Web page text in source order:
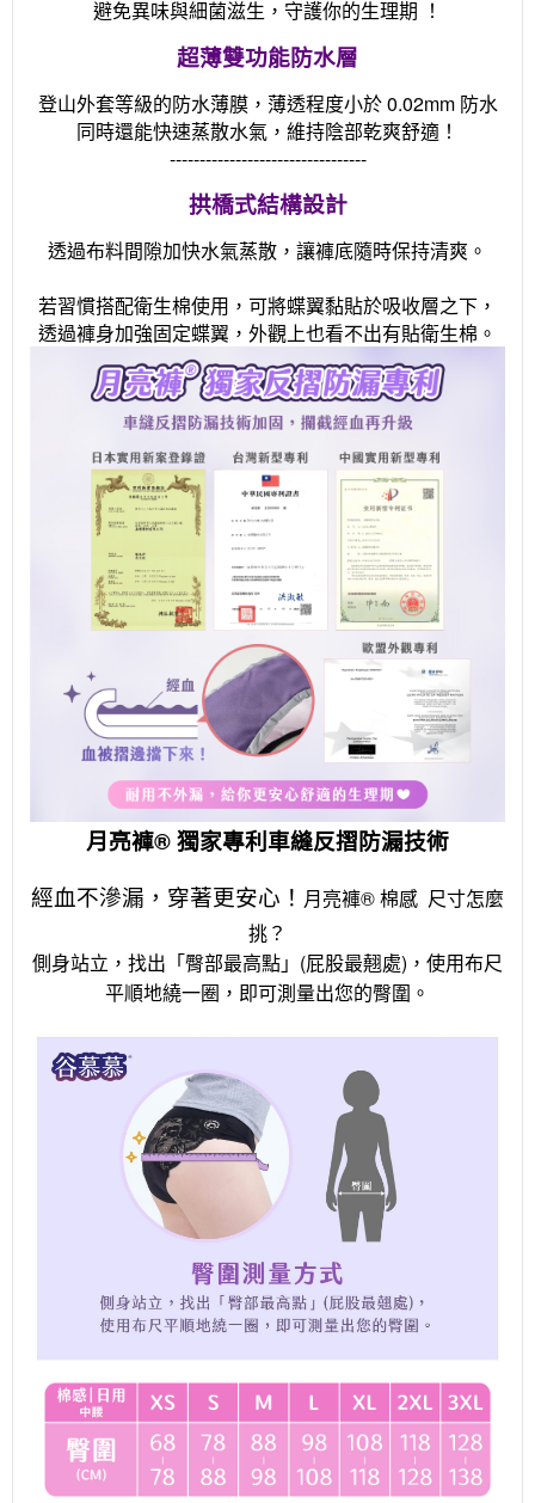
避免異味與細菌滋生，守護你的生理期 ！
超薄雙功能防水層
登山外套等級的防水薄膜，薄透程度小於 0.02mm 防水
同時還能快速蒸散水氣，維持陰部乾爽舒適！
---------------------------------
拱橋式結構設計
透過布料間隙加快水氣蒸散，讓褲底隨時保持清爽。
若習慣搭配衛生棉使用，可將蝶翼黏貼於吸收層之下，
透過褲身加強固定蝶翼，外觀上也看不出有貼衛生棉。
月亮褲® 獨家專利車縫反摺防漏技術
經血不滲漏，穿著更安心！ 月亮褲® 棉感 尺寸怎麼
挑？
側身站立，找出「臀部最高點」(屁股最翹處)，使用布尺
平順地繞一圈，即可測量出您的臀圍。